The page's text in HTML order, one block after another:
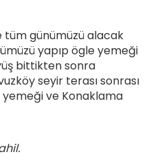
tüm günümüzü alacak
yapıp ögle yemeği
bittikten sonra
seyir terası sonrası
ve Konaklama